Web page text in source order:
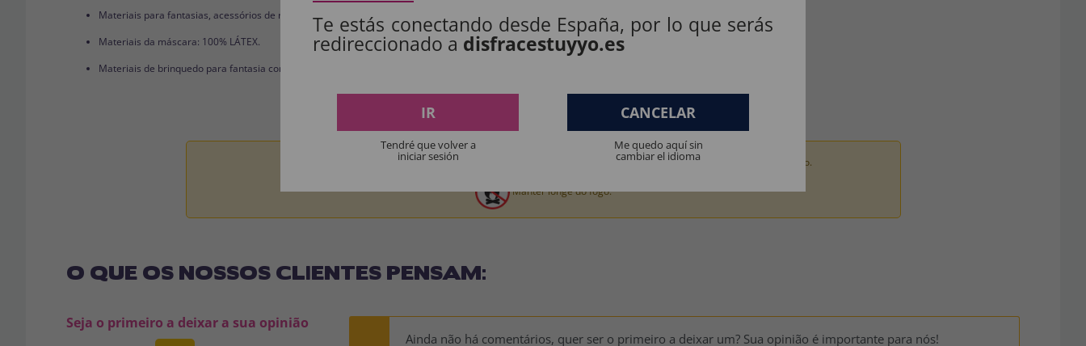
Materiais para fantasias, acessórios de roupas e perucas: 100% POLIÉSTER.
Materiais da máscara: 100% LÁTEX.
Materiais de brinquedo para fantasia completa: 100% PVC.
Todos os produtos destinados a crianças menores de 36 meses devem ser supervisionados por um adulto.
Manter longe do fogo.
O QUE OS NOSSOS CLIENTES PENSAM:
Seja o primeiro a deixar a sua opinião
Ainda não há comentários, quer ser o primeiro a deixar um? Sua opinião é importante para nós!
Te estás conectando desde España, por lo que serás
redireccionado a disfracestuyyo.es
IR
Tendré que volver a
iniciar sesión
CANCELAR
Me quedo aquí sin
cambiar el idioma